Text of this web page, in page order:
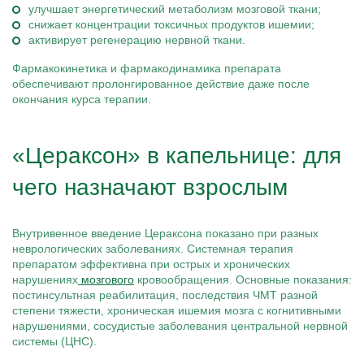
улучшает энергетический метаболизм мозговой ткани;
снижает концентрации токсичных продуктов ишемии;
активирует регенерацию нервной ткани.
Фармакокинетика и фармакодинамика препарата
обеспечивают пролонгированное действие даже после
окончания курса терапии.
«Цераксон» в капельнице: для
чего назначают взрослым
Внутривенное введение Цераксона показано при разных
неврологических заболеваниях. Системная терапия
препаратом эффективна при острых и хронических
нарушениях мозгового кровообращения. Основные показания:
постинсультная реабилитация, последствия ЧМТ разной
степени тяжести, хроническая ишемия мозга с когнитивными
нарушениями, сосудистые заболевания центральной нервной
системы (ЦНС).